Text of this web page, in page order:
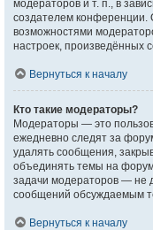
модераторов и т. п., в
создателем конференции.
возможностями
настроек, произведённых
Вернуться к началу
Кто такие модераторы?
Модераторы — это
ежедневно следят за
удалять сообщения,
объединять темы на
задачи модераторов — не
сообщений обсуждаемым
Вернуться к началу